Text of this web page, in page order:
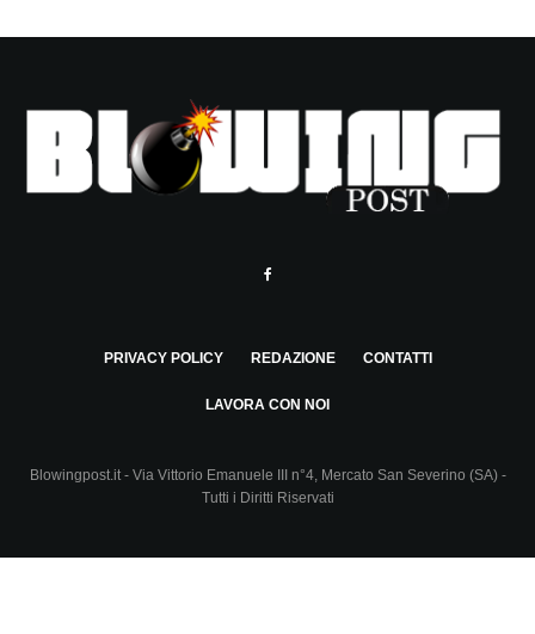
PRIVACY POLICY REDAZIONE CONTATTI
LAVORA CON NOI
Blowingpost.it - Via Vittorio Emanuele III n°4, Mercato San Severino (SA) -
Tutti i Diritti Riservati